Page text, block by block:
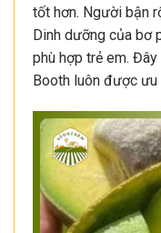
tốt hơn. Người bận
Dinh dưỡng của bơ
phù hợp trẻ em.
Booth luôn được